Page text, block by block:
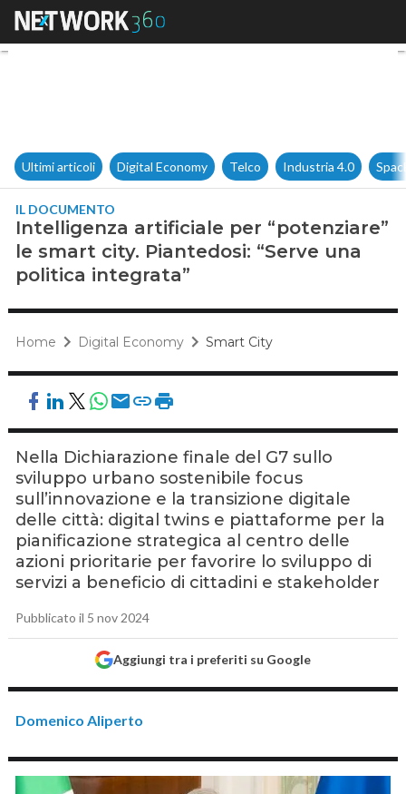
Intelligenza artificiale per
Ultimi articoli Digital Economy Telco Industria 4.0
IL DOCUMENTO
Intelligenza artificiale per “potenziare”
le smart city. Piantedosi: “Serve una
politica integrata”
Home Digital Economy Smart City
Nella Dichiarazione finale del G7 sullo
sviluppo urbano sostenibile focus
sull’innovazione e la transizione digitale
delle città: digital twins e piattaforme per la
pianificazione strategica al centro delle
azioni prioritarie per favorire lo sviluppo di
servizi a beneficio di cittadini e stakeholder
Pubblicato il 5 nov 2024
Aggiungi tra i preferiti su Google
Domenico Aliperto